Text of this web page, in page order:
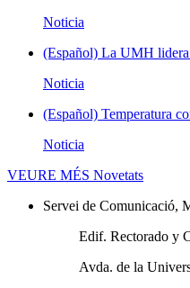
Noticia
(Español) La UMH
Noticia
(Español) Temperatura
Noticia
VEURE MÉS Novetats
Servei de Comunicació,
Edif. Rectorado y
Avda. de la